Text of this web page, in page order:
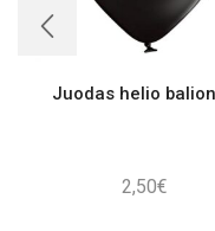
Juodas helio
2,50€